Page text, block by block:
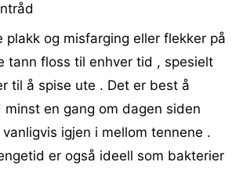
plakk og misfarging eller flekker på
tann floss til enhver tid , spesielt
til å spise ute . Det er best å
en gang om dagen siden
igjen i mellom tennene .
er også ideell som bakterier